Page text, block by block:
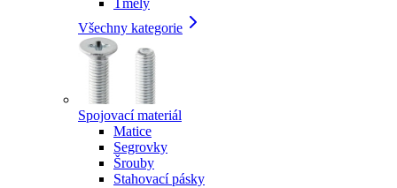
Tmely
Všechny kategorie
Spojovací materiál
Matice
Segrovky
Šrouby
Stahovací pásky